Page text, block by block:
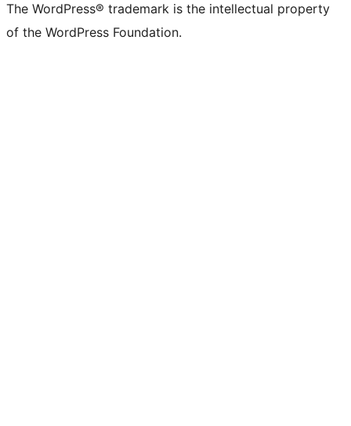
The WordPress® trademark is the intellectual property
of the WordPress Foundation.